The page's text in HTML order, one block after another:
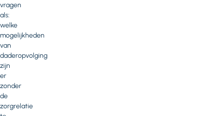
vragen
als:
welke
mogelijkheden
van
daderopvolging
zijn
er
zonder
de
zorgrelatie